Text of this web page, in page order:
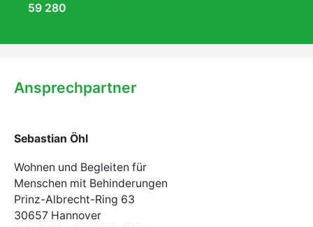
59 280
Ansprechpartner
Sebastian Öhl
Wohnen und Begleiten für
Menschen mit Behinderungen
Prinz-Albrecht-Ring 63
30657 Hannover